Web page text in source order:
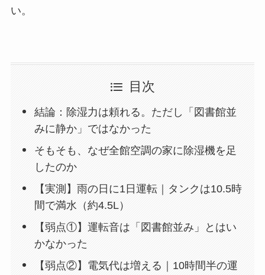
い。
目次
結論：除湿力は頼れる。ただし「図書館並
みに静か」ではなかった
そもそも、なぜ全館空調の家に除湿機を足
したのか
【実測】雨の日に1日運転｜タンクは10.5時
間で満水（約4.5L）
【弱点①】運転音は「図書館並み」とはい
かなかった
【弱点②】電気代は増える｜10時間半の運